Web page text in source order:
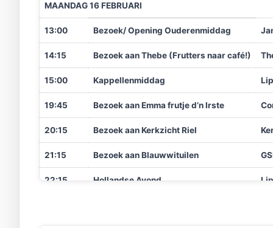
MAANDAG 16 FEBRUARI
13:00 Bezoek/ Opening Ouderenmiddag
14:15 Bezoek aan Thebe (Frutters naar café!)
15:00 Kappellenmiddag
19:45 Bezoek aan Emma frutje d’n Irste
20:15 Bezoek aan Kerkzicht Riel
21:15 Bezoek aan Blauwwituilen
22:15 Hollandse Avond